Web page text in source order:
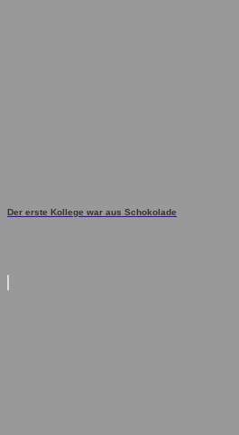
Der erste Kollege war aus Schokolade